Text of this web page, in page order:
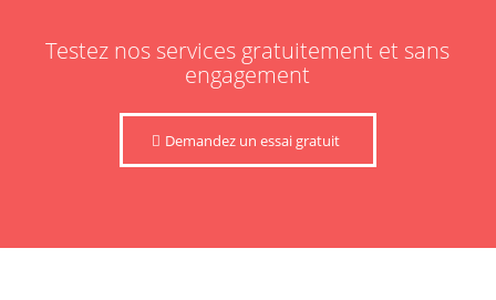
Testez nos services gratuitement et sans
engagement
Demandez un essai gratuit